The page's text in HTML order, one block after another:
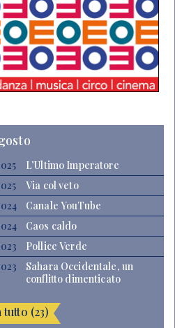
L’Ultimo Imperatore
Via col veto
Canale YouTube
Caos caldo
Pollice Verde
Sahara Occidentale, un
conflitto dimenticato
(23)